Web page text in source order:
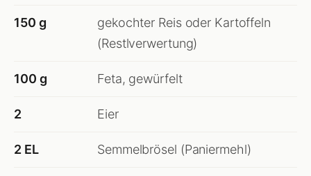
150 g
gekochter Reis oder Kartoffeln
(Restlverwertung)
100 g Feta, gewürfelt
2 Eier
2 EL Semmelbrösel (Paniermehl)